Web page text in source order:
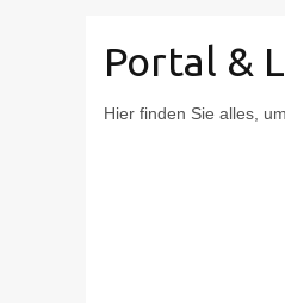
Portal &
Hier finden Sie alles,